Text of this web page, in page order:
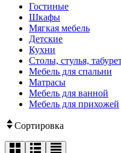
Гостиные
Шкафы
Мягкая мебель
Детские
Кухни
Столы, стулья,
Мебель для спальни
Матрасы
Мебель для ванной
Мебель для прихожей
Сортировка